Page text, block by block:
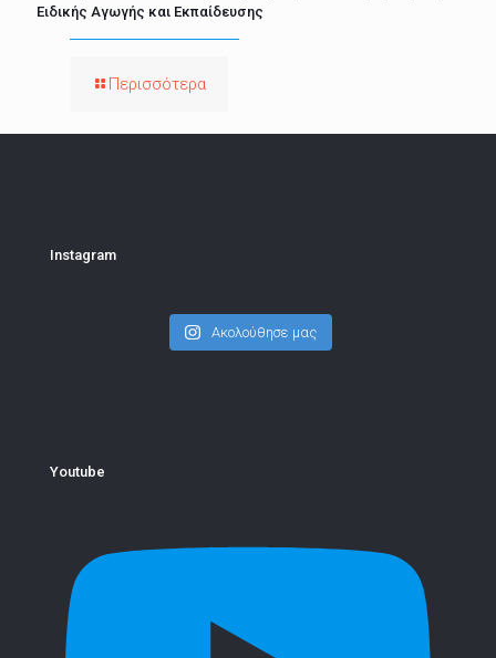
Ειδικής Αγωγής και Εκπαίδευσης
Περισσότερα
Instagram
Ακολούθησε μας
Youtube